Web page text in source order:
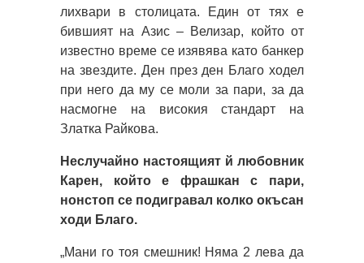
лихвари в столицата. Един от тях е
бившият на Азис – Велизар, който от
известно време се изявява като банкер
на звездите. Ден през ден Благо ходел
при него да му се моли за пари, за да
насмогне на високия стандарт на
Златка Райкова.
Неслучайно настоящият й любовник
Карен, който е фрашкан с пари,
нонстоп се подигравал колко окъсан
ходи Благо.
„Мани го тоя смешник! Няма 2 лева да